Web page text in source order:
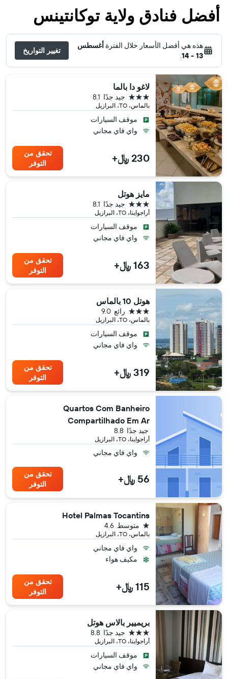
أفضل فنادق ولاية توكانتينس
هذه هي أفضل الأسعار خلال الفترة أغسطس
13 - 14
تغيير التواريخ
لاغو دا بالما
بالماس، TO، البرازيل
8.1 جيد جدًا 3 نجوم
موقف السيارات
واي فاي مجاني
230 ﷼+
تحقق من
التوفر
مايز هوتل
أراجواينا، TO، البرازيل
8.1 جيد جدًا 3 نجوم
موقف السيارات
واي فاي مجاني
163 ﷼+
تحقق من
التوفر
هوتل 10 بالماس
بالماس، TO، البرازيل
9.0 رائع 3 نجوم
موقف السيارات
واي فاي مجاني
319 ﷼+
تحقق من
التوفر
Quartos Com Banheiro
Compartilhado Em Ar
أراجواينا، TO، البرازيل
8.8 جيد جدًا
واي فاي مجاني
56 ﷼+
تحقق من
التوفر
Hotel Palmas Tocantins
بالماس، TO، البرازيل
4.6 متوسط
نجمة واحدة
واي فاي مجاني
مكيف هواء
115 ﷼+
تحقق من
التوفر
بريميير بالاس هوتل
أراجواينا، TO، البرازيل
8.8 جيد جدًا 3 نجوم
موقف السيارات
واي فاي مجاني